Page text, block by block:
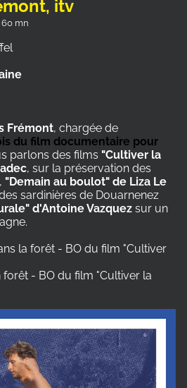
itv
60 mn
Frémont, chargée de
du film documentaire pour
parlons des films "Cultiver la
, sur la préservation des
"Demain au boulot" de Liza Le
sardinières de Douarnenez
d'Antoine Vazquez sur un
la forêt - BO du film "Cultiver
- BO du film "Cultiver la